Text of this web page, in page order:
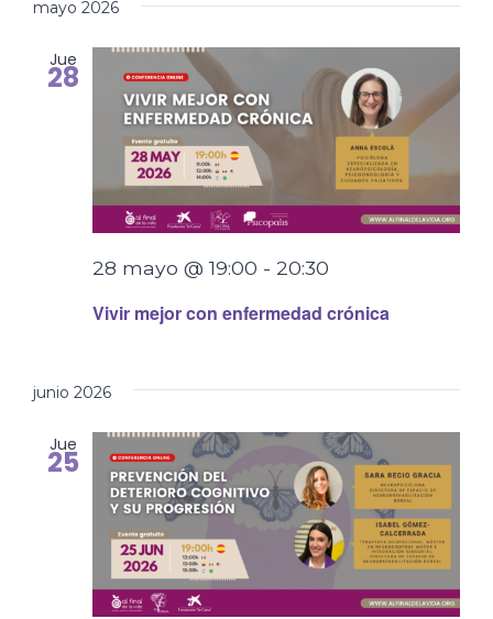
mayo 2026
Jue
28
Vivir mejor con enfermedad crónica
28 mayo @ 19:00 - 20:30
junio 2026
Jue
25